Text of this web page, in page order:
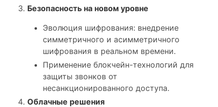
Безопасность на новом уровне
Эволюция шифрования: внедрение
симметричного и асимметричного
шифрования в реальном времени.
Применение блокчейн-технологий для
защиты звонков от
несанкционированного доступа.
Облачные решения